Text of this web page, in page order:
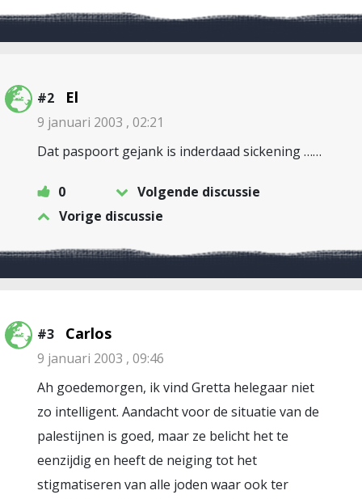
#2 El
9 januari 2003 , 02:21
Dat paspoort gejank is inderdaad sickening ……
0
Volgende discussie
Vorige discussie
#3 Carlos
9 januari 2003 , 09:46
Ah goedemorgen, ik vind Gretta helegaar niet
zo intelligent. Aandacht voor de situatie van de
palestijnen is goed, maar ze belicht het te
eenzijdig en heeft de neiging tot het
stigmatiseren van alle joden waar ook ter